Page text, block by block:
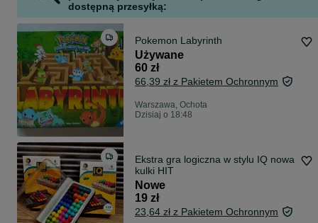
dostępną przesyłką:
Pokemon Labyrinth
Używane
60 zł
66,39 zł z Pakietem Ochronnym
Warszawa, Ochota
Dzisiaj o 18:48
Ekstra gra logiczna w stylu IQ nowa
kulki HIT
Nowe
19 zł
23,64 zł z Pakietem Ochronnym